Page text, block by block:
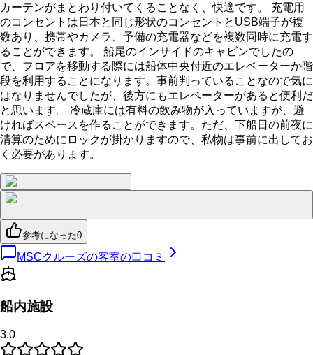
カーテンがまとわり付いてくることなく、快適です。 充電用
のコンセントは日本と同じ形状のコンセントとUSB端子が複
数あり、携帯やカメラ、予備の充電器などを複数同時に充電す
ることができます。 船尾のインサイドのキャビンでしたの
で、フロアを移動する際には船体中央付近のエレベーターか階
段を利用することになります。事前判っていることなので気に
はなりませんでしたが、後方にもエレベーターがあると便利だ
と思います。 冷蔵庫には有料の飲み物が入っていますが、避
ければスペースを作ることができます。ただ、下船日の前夜に
清算のためにロックが掛かりますので、私物は事前に出してお
く必要があります。
参考になった0
MSCクルーズの客室の口コミ
船内施設
3.0